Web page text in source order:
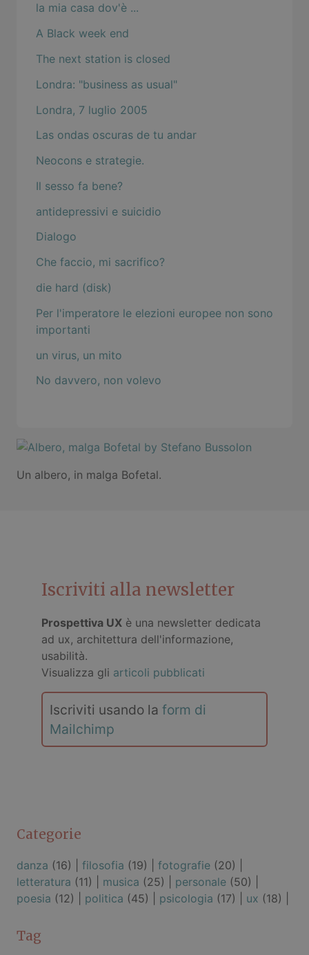
la mia casa dov'è ...
A Black week end
The next station is closed
Londra: "business as usual"
Londra, 7 luglio 2005
Las ondas oscuras de tu andar
Neocons e strategie.
Il sesso fa bene?
antidepressivi e suicidio
Dialogo
Che faccio, mi sacrifico?
die hard (disk)
Per l'imperatore le elezioni europee non sono
importanti
un virus, un mito
No davvero, non volevo
Un albero, in malga Bofetal.
Iscriviti alla newsletter
Prospettiva UX è una newsletter dedicata
ad ux, architettura dell'informazione,
usabilità.
Visualizza gli articoli pubblicati
Iscriviti usando la form di
Mailchimp
Categorie
danza (16) | filosofia (19) | fotografie (20) |
letteratura (11) | musica (25) | personale (50) |
poesia (12) | politica (45) | psicologia (17) | ux (18) |
Tag